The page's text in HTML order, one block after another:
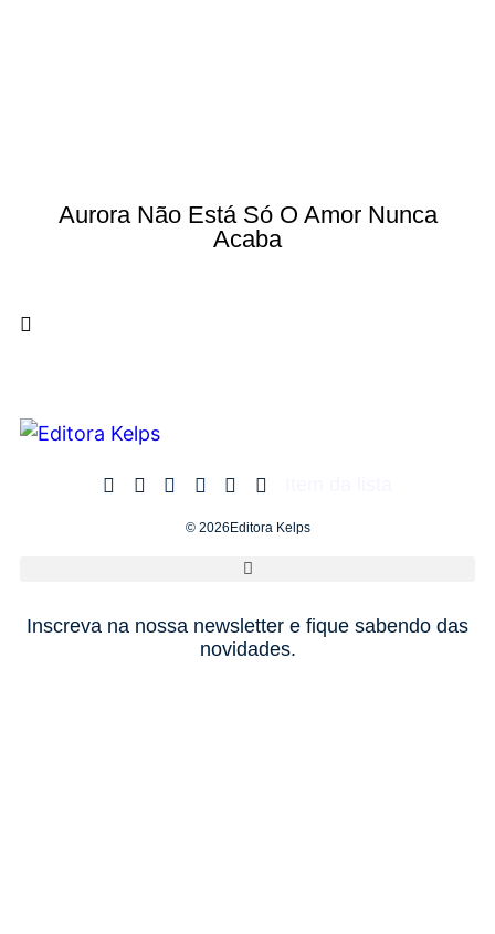
Aurora Não Está Só O Amor Nunca
Acaba
© 2026Editora Kelps
Inscreva na nossa newsletter e fique sabendo das
novidades.